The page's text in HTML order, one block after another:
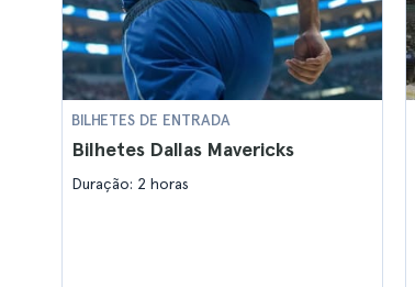
BILHETES DE ENTRADA
Bilhetes Dallas Mavericks
Duração: 2 horas